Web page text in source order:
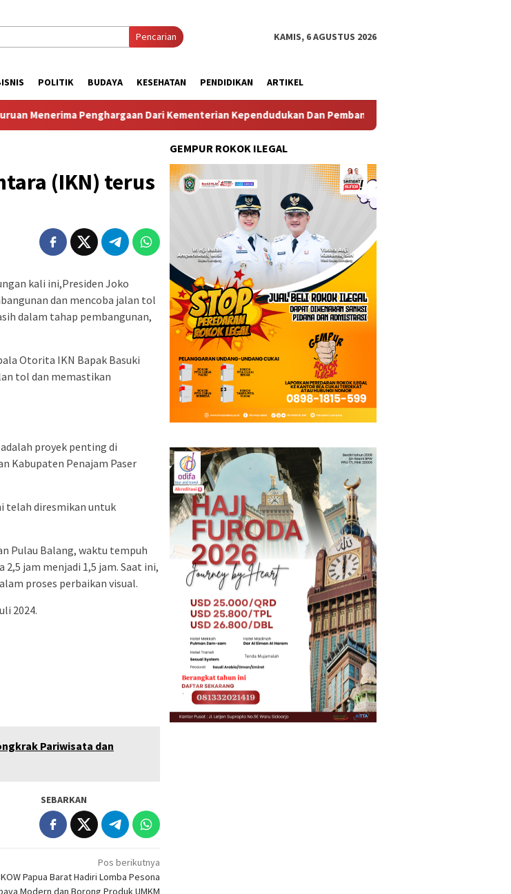
Pencarian KAMIS, 6 AGUSTUS 2026
POLITIK BUDAYA KESEHATAN PENDIDIKAN ARTIKEL
Penghargaan Dari Kementerian Kependudukan Dan Pembangunan Keluarga
(IKN) terus
kali ini,Presiden Joko
dan mencoba jalan tol
dalam tahap pembangunan,
Otorita IKN Bapak Basuki
tol dan memastikan
proyek penting di
Kabupaten Penajam Paser
telah diresmikan untuk
Pulau Balang, waktu tempuh
jam menjadi 1,5 jam. Saat ini,
proses perbaikan visual.
2024.
Pariwisata dan
SEBARKAN
Pos berikutnya
Papua Barat Hadiri Lomba Pesona
Modern dan Borong Produk UMKM
GEMPUR ROKOK ILEGAL